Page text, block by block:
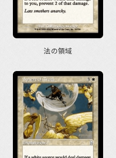
法の領域